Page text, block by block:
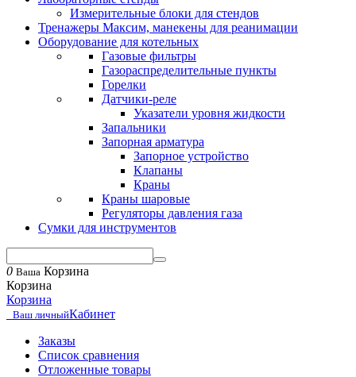
Измерительные блоки для стендов
Тренажеры Максим, манекены для реанимации
Оборудование для котельных
Газовые фильтры
Газораспределительные пункты
Горелки
Датчики-реле
Указатели уровня жидкости
Запальники
Запорная арматура
Запорное устройство
Клапаны
Краны
Краны шаровые
Регуляторы давления газа
Сумки для инструментов
0 Ваша Корзина
Корзина
Корзина
Ваш личныйКабинет
Заказы
Список сравнения
Отложенные товары